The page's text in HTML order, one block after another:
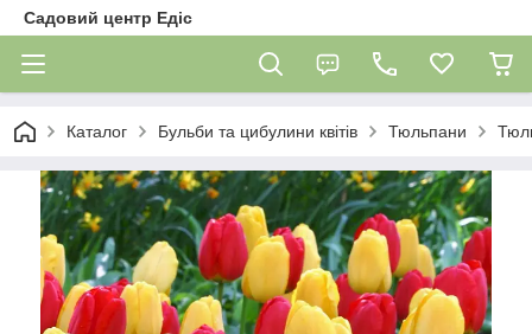
Садовий центр Едіс
Каталог Бульби та цибулини квітів Тюльпани